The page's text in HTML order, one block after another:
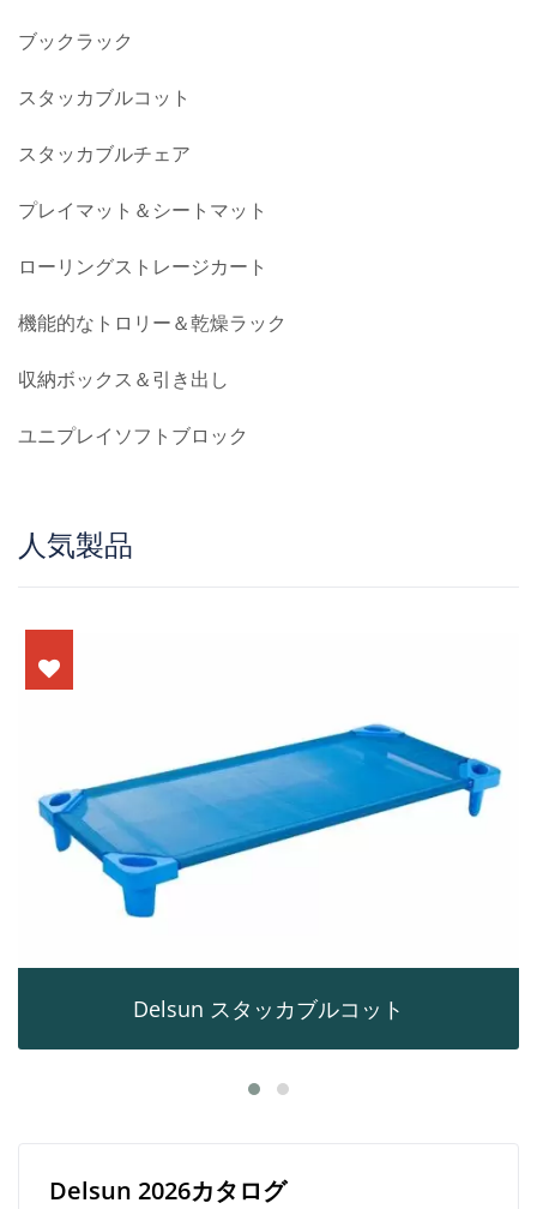
ブックラック
スタッカブルコット
スタッカブルチェア
プレイマット＆シートマット
ローリングストレージカート
機能的なトロリー＆乾燥ラック
収納ボックス＆引き出し
ユニプレイソフトブロック
人気製品
Delsun スタッカブルコット
Delsun 2026カタログ